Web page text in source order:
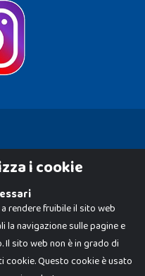
i cookie
rendere fruibile il sito web
la navigazione sulle pagine e
sito web non è in grado di
Questo cookie è usato